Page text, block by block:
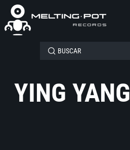
YING YANG